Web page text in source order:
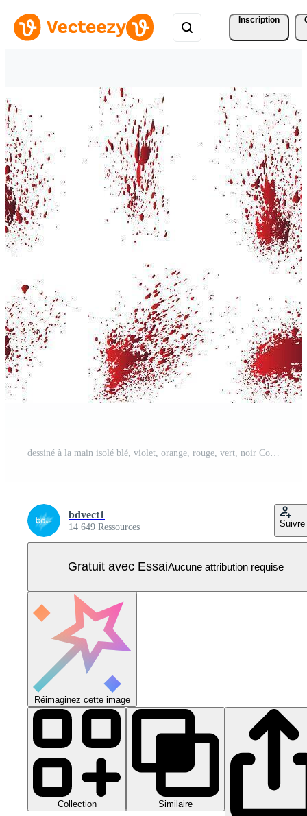
Inscription
bdvect1
14 649 Ressources Suivre
Gratuit avec EssaiAucune attribution requise
Réimaginez cette image
Collection Similaire